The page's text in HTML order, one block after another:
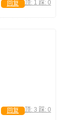
顶: 1 踩: 0
回复
顶: 3 踩: 0
回复